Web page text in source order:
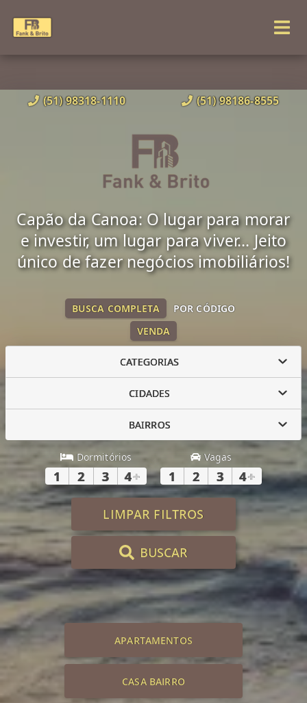
(51) 98318-1110 (51) 98186-8555
Capão da Canoa: O lugar para morar
e investir, um lugar para viver... Jeito
único de fazer negócios imobiliários!
VENDA
BUSCA COMPLETA POR CÓDIGO
CATEGORIAS
CIDADES
BAIRROS
Dormitórios
1 2 3 4+
Vagas
1 2 3 4+
LIMPAR FILTROS
BUSCAR
APARTAMENTOS
CASA BAIRRO